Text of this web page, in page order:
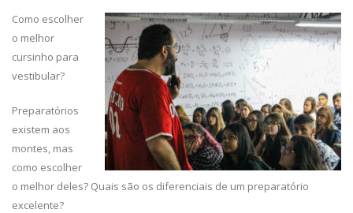
Como escolher
o melhor
cursinho para
vestibular?
Preparatórios
existem aos
montes, mas
como escolher
o melhor deles? Quais são os diferenciais de um preparatório
excelente?